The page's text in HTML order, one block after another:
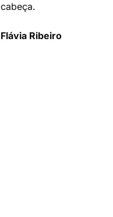
cabeça.
Flávia Ribeiro